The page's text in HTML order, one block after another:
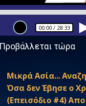
00:00 / 28:33
Προβάλλεται τώρα
Mικρά Aσία...
Όσα δεν Έβησε ο
(Eπεισόδιο #4)